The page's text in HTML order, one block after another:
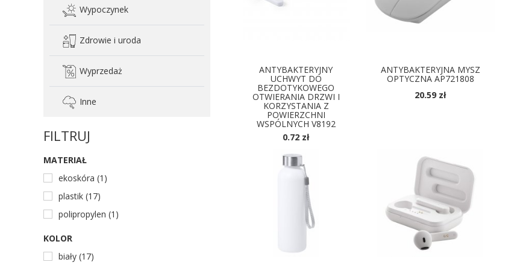
Wypoczynek
Zdrowie i uroda
Wyprzedaż
Inne
FILTRUJ
MATERIAŁ
ekoskóra (1)
plastik (17)
polipropylen (1)
KOLOR
biały (17)
ANTYBAKTERYJNY
UCHWYT DO
BEZDOTYKOWEGO
OTWIERANIA DRZWI I
KORZYSTANIA Z
POWIERZCHNI
WSPÓLNYCH V8192
0.72 zł
ANTYBAKTERYJNA MYSZ
OPTYCZNA AP721808
20.59 zł